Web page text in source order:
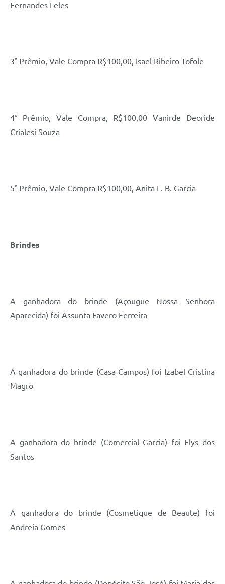
Fernandes Leles
3° Prêmio, Vale Compra R$100,00, Isael Ribeiro Tofole
4° Prêmio, Vale Compra, R$100,00 Vanirde Deoride
Crialesi Souza
5° Prêmio, Vale Compra R$100,00, Anita L. B. Garcia
Brindes
A ganhadora do brinde (Açougue Nossa Senhora
Aparecida) foi Assunta Favero Ferreira
A ganhadora do brinde (Casa Campos) foi Izabel Cristina
Magro
A ganhadora do brinde (Comercial Garcia) foi Elys dos
Santos
A ganhadora do brinde (Cosmetique de Beaute) foi
Andreia Gomes